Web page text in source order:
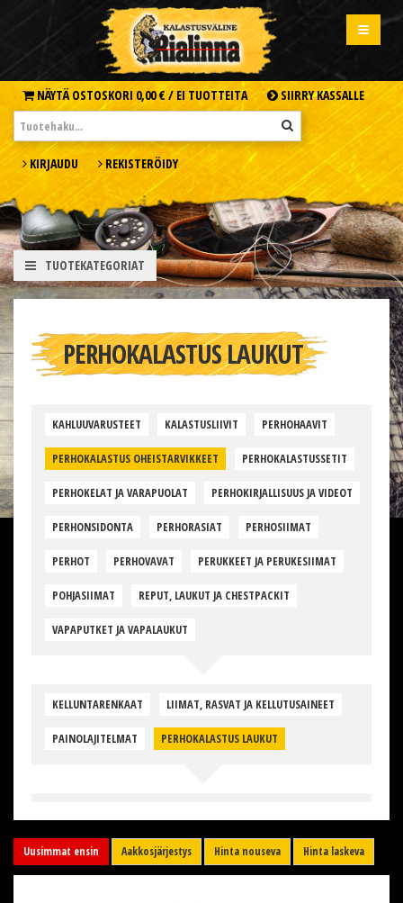
NÄYTÄ OSTOSKORI 0,00 € / EI TUOTTEITA SIIRRY KASSALLE
KIRJAUDU REKISTERÖIDY
TUOTEKATEGORIAT
PERHOKALASTUS LAUKUT
KAHLUUVARUSTEET KALASTUSLIIVIT PERHOHAAVIT
PERHOKALASTUS OHEISTARVIKKEET PERHOKALASTUSSETIT
PERHOKELAT JA VARAPUOLAT PERHOKIRJALLISUUS JA VIDEOT
PERHONSIDONTA PERHORASIAT PERHOSIIMAT
PERHOT PERHOVAVAT PERUKKEET JA PERUKESIIMAT
POHJASIIMAT REPUT, LAUKUT JA CHESTPACKIT
VAPAPUTKET JA VAPALAUKUT
KELLUNTARENKAAT LIIMAT, RASVAT JA KELLUTUSAINEET
PAINOLAJITELMAT PERHOKALASTUS LAUKUT
Uusimmat ensin Aakkosjärjestys Hinta nouseva Hinta laskeva